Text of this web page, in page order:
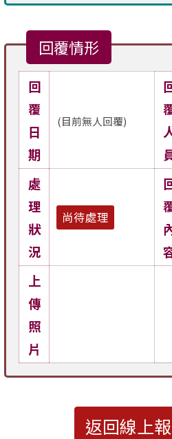
回覆情形
回
覆
日
期
(目前無人回覆)
處
理
狀
況
尚待處理
上
傳
照
片
返回線上